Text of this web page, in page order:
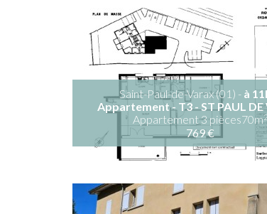
Saint-Paul-de-Varax (01) - à
Appartement - T3 - ST PAUL DE
Appartement 3 pièces70m2
769 €